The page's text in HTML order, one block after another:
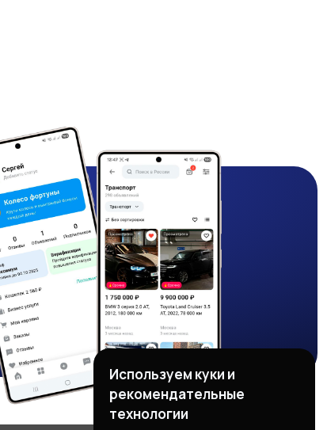
Используем куки и
рекомендательные
технологии